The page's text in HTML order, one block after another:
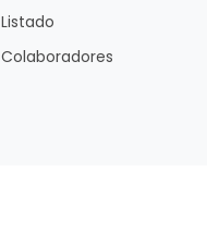
Listado
Colaboradores